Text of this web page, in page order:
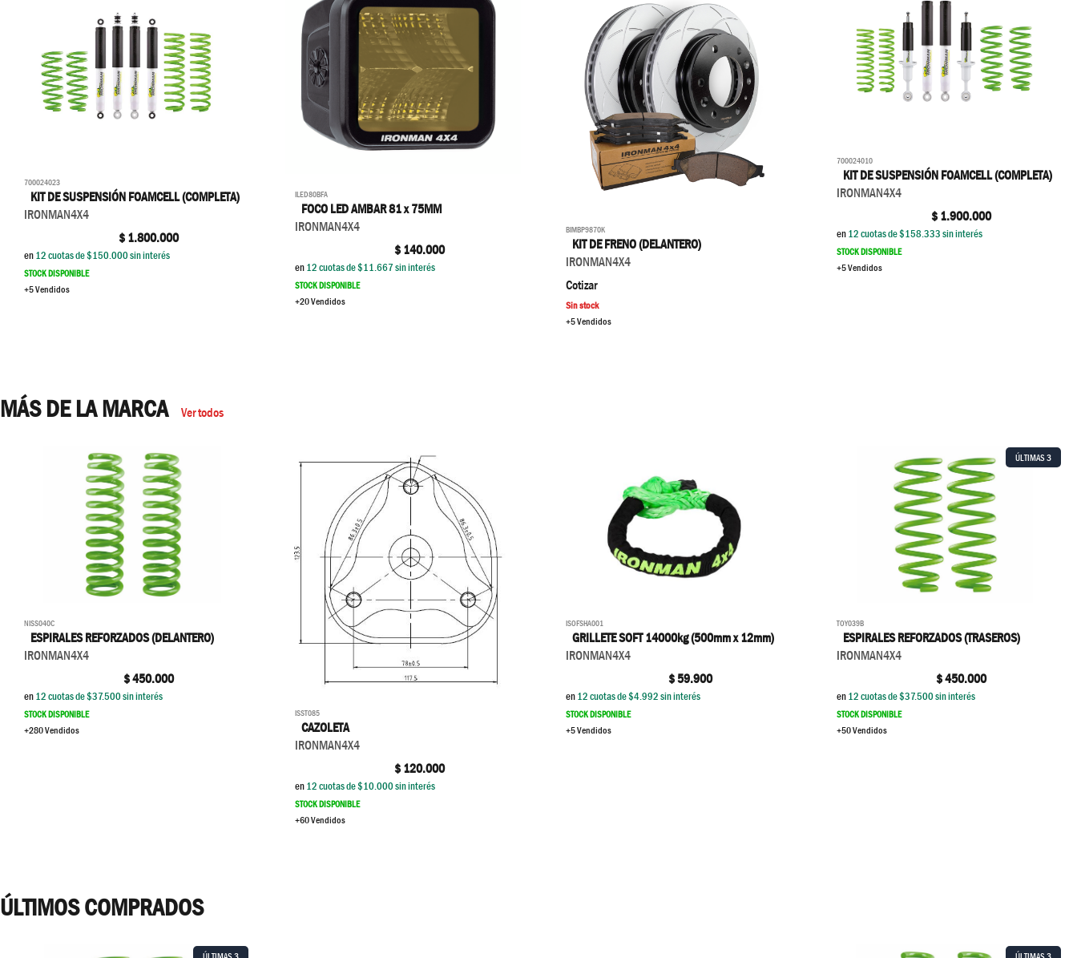
700024023
KIT DE SUSPENSIÓN FOAMCELL (COMPLETA)
IRONMAN4X4
$1.800.000
en12cuotas de $150.000sin interés
STOCK DISPONIBLE
+5 Vendidos
ILED80BFA
FOCO LED AMBAR 81 x 75MM
IRONMAN4X4
$140.000
en12cuotas de $11.667sin interés
STOCK DISPONIBLE
+20 Vendidos
BIMBP9870K
KIT DE FRENO (DELANTERO)
IRONMAN4X4
Cotizar
Sin stock
+5 Vendidos
700024010
KIT DE SUSPENSIÓN FOAMCELL (COMPLETA)
IRONMAN4X4
$1.900.000
en12cuotas de $158.333sin interés
STOCK DISPONIBLE
+5 Vendidos
MÁS DE LA MARCA Ver todos
NISS040C
ESPIRALES REFORZADOS (DELANTERO)
IRONMAN4X4
$450.000
en12cuotas de $37.500sin interés
STOCK DISPONIBLE
+280 Vendidos
ISST085
CAZOLETA
IRONMAN4X4
$120.000
en12cuotas de $10.000sin interés
STOCK DISPONIBLE
+60 Vendidos
ISOFSHA001
GRILLETE SOFT 14000kg (500mm x 12mm)
IRONMAN4X4
$59.900
en12cuotas de $4.992sin interés
STOCK DISPONIBLE
+5 Vendidos
ÚLTIMAS3
TOY039B
ESPIRALES REFORZADOS (TRASEROS)
IRONMAN4X4
$450.000
en12cuotas de $37.500sin interés
STOCK DISPONIBLE
+50 Vendidos
ÚLTIMOS COMPRADOS